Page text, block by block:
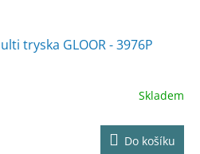
tryska GLOOR - 3976P
Skladem
Do košíku